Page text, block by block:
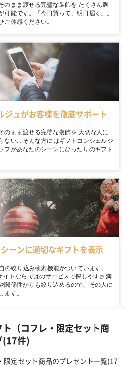
のまま渡せる完璧な装飾を たくさん選
可能です。「今日買って、明日届く」。
ご体感ください。
ジュがお客様を徹底サポート
のまま渡せる完璧な装飾を 大切な人に
ない… そんな方にはギフトコンシェルジ
フがあなたのシーンにぴったりのギフト
ーンに適切なギフトを表示
の絞り込み検索機能がついています。
イトならではのサービスで探しやすさ満
関係性からも絞り込めるので、その人に
ます。
（コフレ・限定セット商
(17件)
限定セット商品のプレゼント一覧(17